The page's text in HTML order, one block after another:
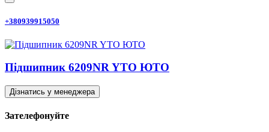
+380939915050
Підшипник 6209NR YTO ЮТО
Дізнатись у менеджера
Зателефонуйте